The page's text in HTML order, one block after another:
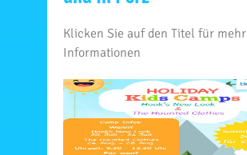
Klicken Sie auf den Titel für mehr
Informationen